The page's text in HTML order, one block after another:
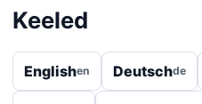
Keeled
Englishen Deutschde